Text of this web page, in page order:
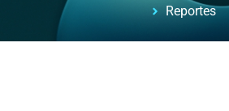
Reportes